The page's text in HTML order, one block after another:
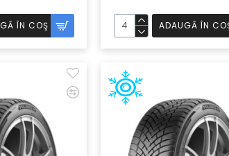
ÎN COŞ ADAUGĂ ÎN